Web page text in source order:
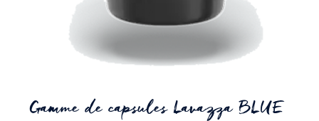
Gamme de capsules Lavazza BLUE